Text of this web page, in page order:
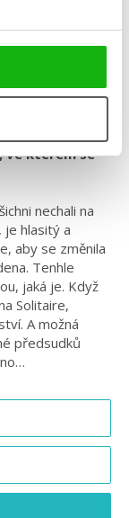
ve kterém se
nechali na
je hlasitý a
aby se změnila
Tenhle
jaká je. Když
Solitaire,
A možná
předsudků